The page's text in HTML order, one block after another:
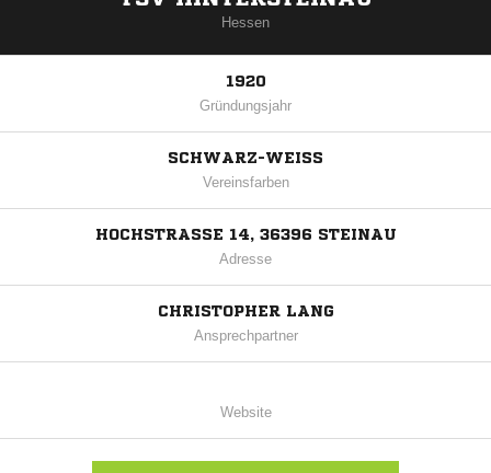
Hessen
1920
Gründungsjahr
SCHWARZ-WEISS
Vereinsfarben
HOCHSTRASSE 14, 36396 STEINAU
Adresse
CHRISTOPHER LANG
Ansprechpartner
Website